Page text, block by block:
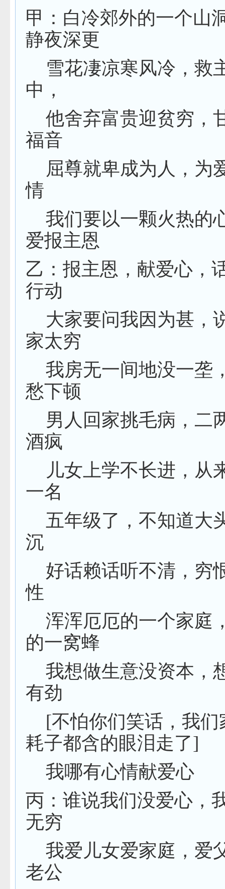
甲：白冷郊外的一个山
静夜深更
雪花凄凉寒风冷，救
中，
他舍弃富贵迎贫穷，
福音
屈尊就卑成为人，为
情
我们要以一颗火热的
爱报主恩
乙：报主恩，献爱心，
行动
大家要问我因为甚，
家太穷
我房无一间地没一垄
愁下顿
男人回家挑毛病，二
酒疯
儿女上学不长进，从
一名
五年级了，不知道大
沉
好话赖话听不清，穷
性
浑浑厄厄的一个家庭
的一窝蜂
我想做生意没资本，
有劲
[不怕你们笑话，我们
耗子都含的眼泪走了]
我哪有心情献爱心
丙：谁说我们没爱心，
无穷
我爱儿女爱家庭，爱
老公